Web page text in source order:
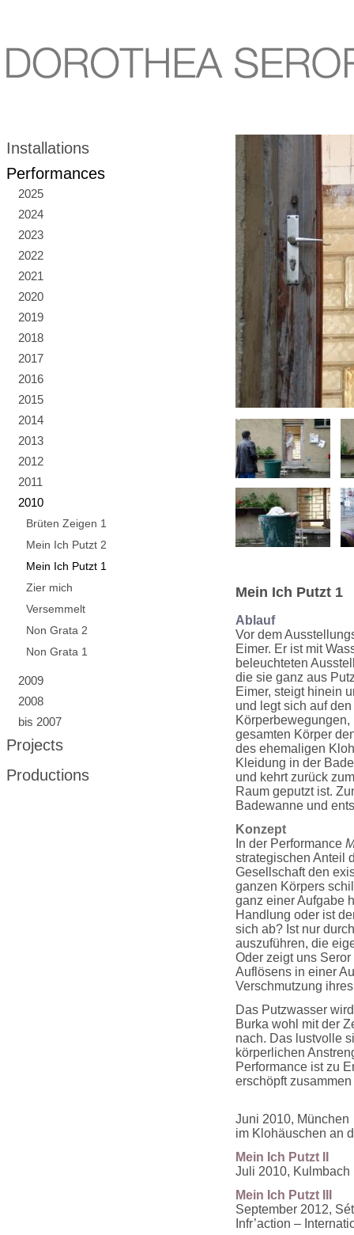
Installations
Performances
2025
2024
2023
2022
2021
2020
2019
2018
2017
2016
2015
2014
2013
2012
2011
2010
Brüten Zeigen 1
Mein Ich Putzt 2
Mein Ich Putzt 1
Zier mich
Versemmelt
Non Grata 2
Non Grata 1
2009
2008
bis 2007
Projects
Productions
Mein Ich Putzt 1
Ablauf
Vor dem
Eimer. Er ist mit
beleuchteten
die sie ganz aus
Eimer, steigt hinein
und legt sich auf
gesamten Körper
des ehemaligen
Kleidung in der
und kehrt zurück
Raum geputzt ist.
Badewanne und
Konzept
In der Performance
strategischen Anteil
Gesellschaft den
ganzen Körpers
ganz einer Aufgabe
Handlung oder ist
sich ab? Ist nur
auszuführen, die
Oder zeigt uns
Auflösens in einer
Verschmutzung
Das Putzwasser
Burka wohl mit der
nach. Das lustvolle
körperlichen
Performance ist zu
erschöpft
Juni 2010, München
im Klohäuschen an
Mein Ich Putzt II
Juli 2010,
Mein Ich Putzt III
September 2012,
Infr’action –